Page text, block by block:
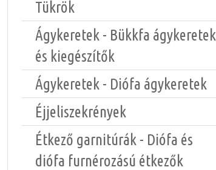
Tükrök
Ágykeretek - Bükkfa ágykeretek
és kiegészítők
Ágykeretek - Diófa ágykeretek
Éjjeliszekrények
Étkező garnitúrák - Diófa és
diófa furnérozású étkezők